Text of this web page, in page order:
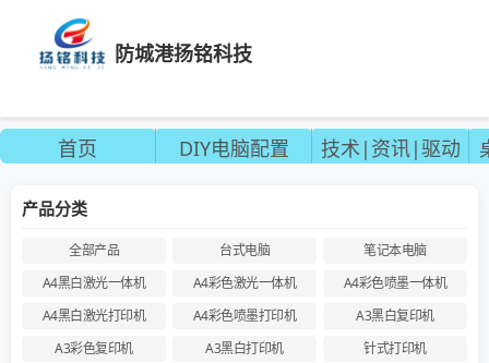
防城港扬铭科技
首页 DIY电脑配置 技术|资讯|驱动
产品分类
全部产品 台式电脑
笔记本电脑
A4黑白激光一体机
A4彩色激光一体机
A4彩色喷墨一体机
A4黑白激光打印机
A4彩色喷墨打印机
A3黑白复印机
A3彩色复印机
A3黑白打印机
针式打印机